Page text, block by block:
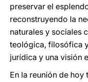
preservar el
reconstruyendo la
naturales y sociales
teológica, filosófica
jurídica y una visión
En la reunión de hoy